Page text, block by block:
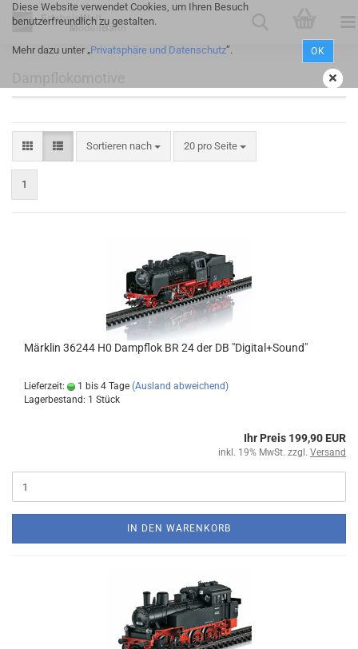
Diese Website verwendet Cookies, um Ihren Besuch
benutzerfreundlich zu gestalten.
Mehr dazu unter „Privatsphäre und Datenschutz”. OK
Sortieren nach 20 pro Seite
1
Märklin 36244 H0 Dampflok BR 24 der DB "Digital+Sound"
Lieferzeit: 1 bis 4 Tage (Ausland abweichend)
Lagerbestand: 1 Stück
Ihr Preis 199,90 EUR
inkl. 19% MwSt. zzgl. Versand
IN DEN WARENKORB